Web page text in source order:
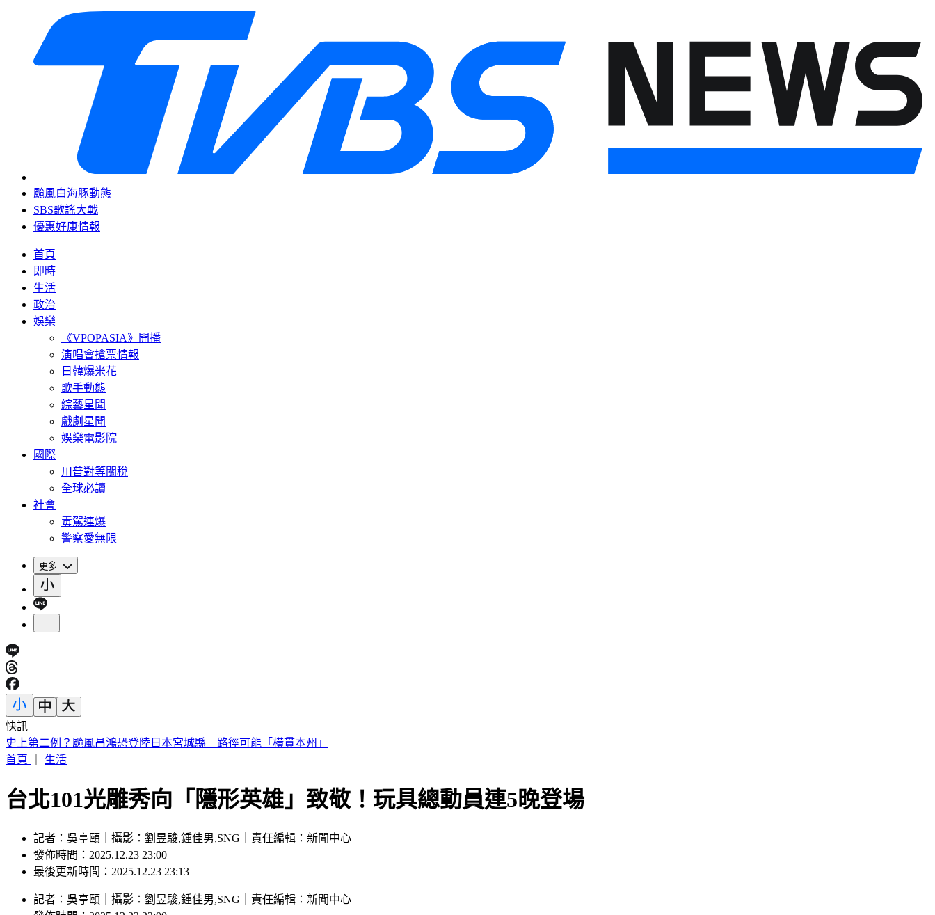
颱風白海豚動態
SBS歌謠大戰
優惠好康情報
首頁
即時
生活
政治
娛樂
《VPOPASIA》開播
演唱會搶票情報
日韓爆米花
歌手動態
綜藝星聞
戲劇星聞
娛樂電影院
國際
川普對等關稅
全球必讀
社會
毒駕連爆
警察愛無限
更多
快訊
中職／兄弟又損大將！2重砲動刀 許基宏、張志豪「整季報銷」
首頁
生活
台北101光雕秀向「隱形英雄」致敬！玩具總動員連5晚登場
記者：吳亭頤｜攝影：劉昱駿,鍾佳男,SNG｜責任編輯：新聞中心
發佈時間：2025.12.23 23:00
最後更新時間：2025.12.23 23:13
記者 ： 吳亭頤 攝影 ： 劉昱駿,鍾佳男,SNG 責任編輯 ： 新聞中心